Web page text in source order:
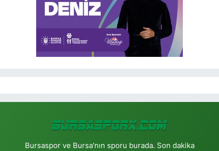
Bursaspor ve Bursa'nın sporu burada. Son dakika